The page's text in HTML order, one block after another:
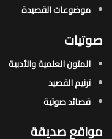
موضوعات القصيدة​
صوتيات
المتون العلمية والأدبية
ترنيم القصيد
قصائد صوتية
مواقع صديقة